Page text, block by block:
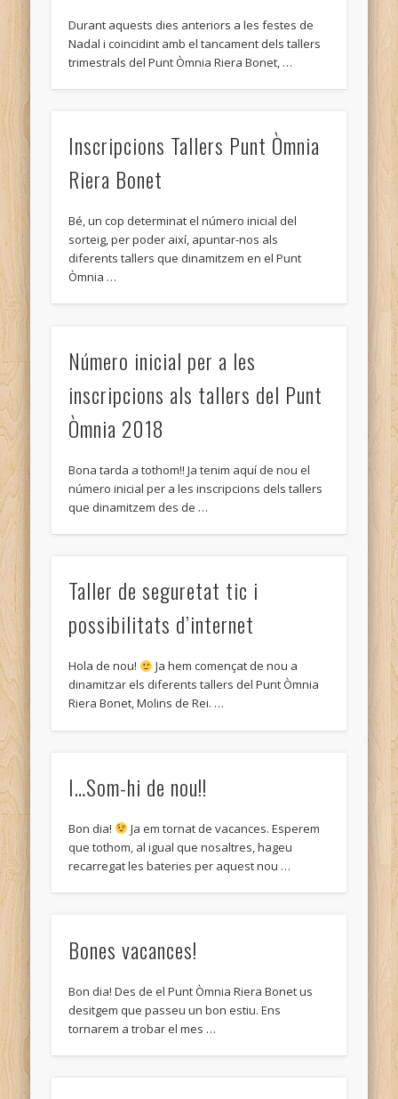
Durant aquests dies anteriors a les festes de
Nadal i coincidint amb el tancament dels tallers
trimestrals del Punt Òmnia Riera Bonet, …
Inscripcions Tallers Punt Òmnia
Riera Bonet
Bé, un cop determinat el número inicial del
sorteig, per poder així, apuntar-nos als
diferents tallers que dinamitzem en el Punt
Òmnia …
Número inicial per a les
inscripcions als tallers del Punt
Òmnia 2018
Bona tarda a tothom!! Ja tenim aquí de nou el
número inicial per a les inscripcions dels tallers
que dinamitzem des de …
Taller de seguretat tic i
possibilitats d’internet
Hola de nou!
Ja hem començat de nou a
dinamitzar els diferents tallers del Punt Òmnia
Riera Bonet, Molins de Rei. …
I…Som-hi de nou!!
Bon dia!
Ja em tornat de vacances. Esperem
que tothom, al igual que nosaltres, hageu
recarregat les bateries per aquest nou …
Bones vacances!
Bon dia! Des de el Punt Òmnia Riera Bonet us
desitgem que passeu un bon estiu. Ens
tornarem a trobar el mes …